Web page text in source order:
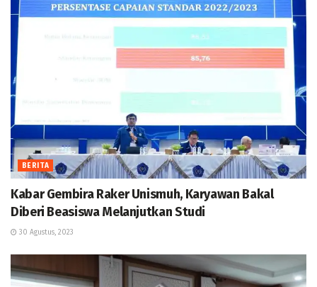
BERITA
Kabar Gembira Raker Unismuh, Karyawan Bakal
Diberi Beasiswa Melanjutkan Studi
30 Agustus, 2023